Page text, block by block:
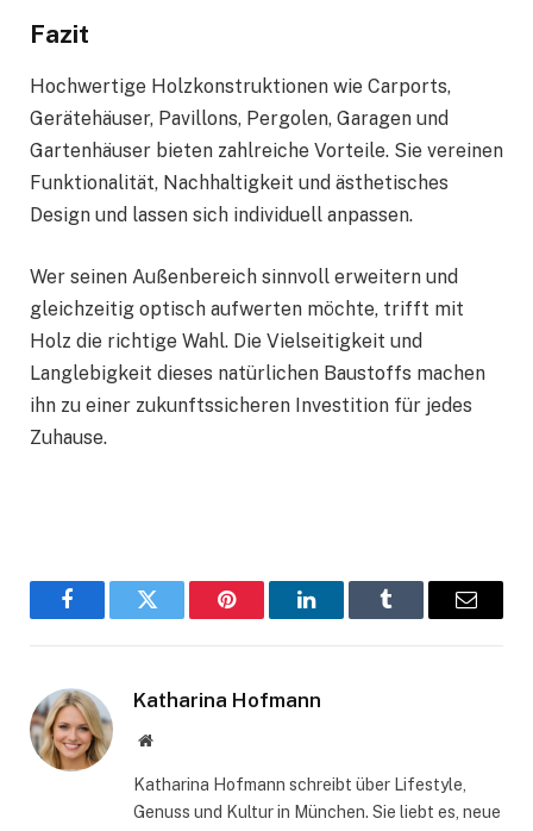
Fazit
Hochwertige Holzkonstruktionen wie Carports,
Gerätehäuser, Pavillons, Pergolen, Garagen und
Gartenhäuser bieten zahlreiche Vorteile. Sie vereinen
Funktionalität, Nachhaltigkeit und ästhetisches
Design und lassen sich individuell anpassen.
Wer seinen Außenbereich sinnvoll erweitern und
gleichzeitig optisch aufwerten möchte, trifft mit
Holz die richtige Wahl. Die Vielseitigkeit und
Langlebigkeit dieses natürlichen Baustoffs machen
ihn zu einer zukunftssicheren Investition für jedes
Zuhause.
FacebookTwitter Pinterest LinkedInTumblr Email
Katharina Hofmann
Website
Katharina Hofmann schreibt über Lifestyle,
Genuss und Kultur in München. Sie liebt es, neue